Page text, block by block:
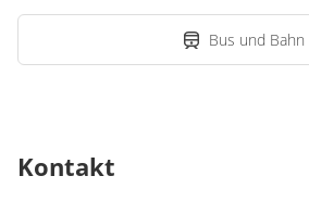
Bus und Bahn
Kontakt